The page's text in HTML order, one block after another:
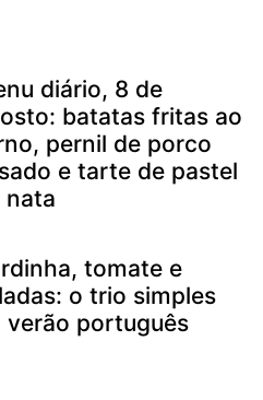
diário, 8 de
batatas fritas ao
pernil de porco
e tarte de pastel
nata
tomate e
o trio simples
verão português